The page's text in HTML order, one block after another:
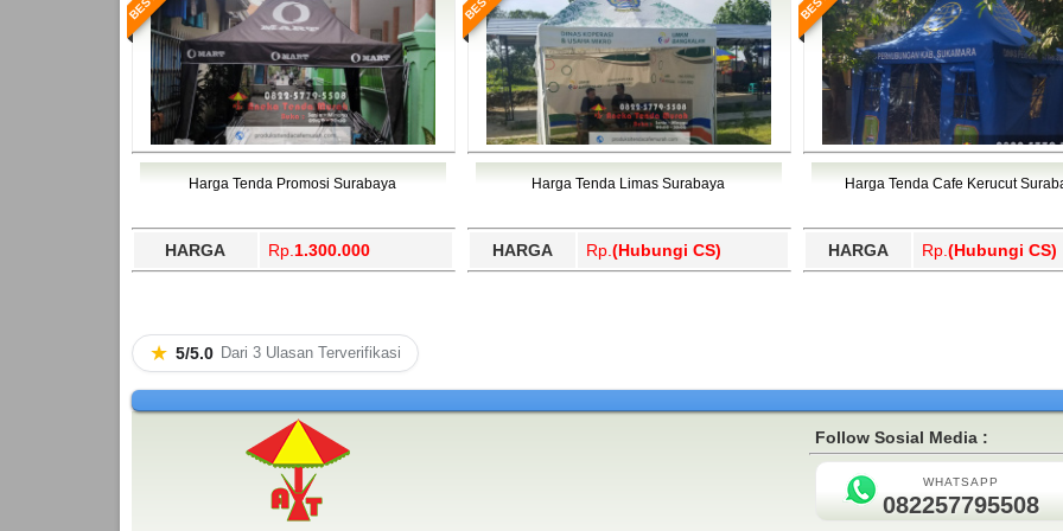
Harga Tenda Promosi Surabaya
HARGA Rp. 1.300.000
Harga Tenda Limas Surabaya
HARGA Rp. (Hubungi CS)
Harga Tenda Cafe Kerucut
HARGA Rp. (Hubungi CS)
★ 5/5.0 Dari 3 Ulasan Terverifikasi
Follow Sosial Media :
WHATSAPP
082257795508